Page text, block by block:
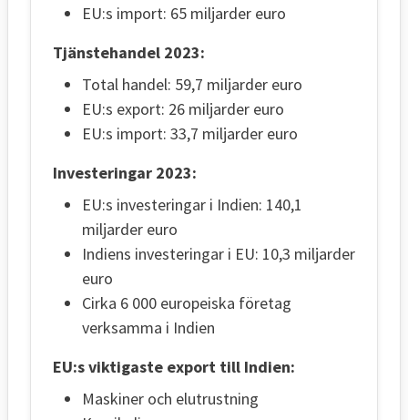
EU:s import: 65 miljarder euro
Tjänstehandel 2023:
Total handel: 59,7 miljarder euro
EU:s export: 26 miljarder euro
EU:s import: 33,7 miljarder euro
Investeringar 2023:
EU:s investeringar i Indien: 140,1
miljarder euro
Indiens investeringar i EU: 10,3 miljarder
euro
Cirka 6 000 europeiska företag
verksamma i Indien
EU:s viktigaste export till Indien:
Maskiner och elutrustning